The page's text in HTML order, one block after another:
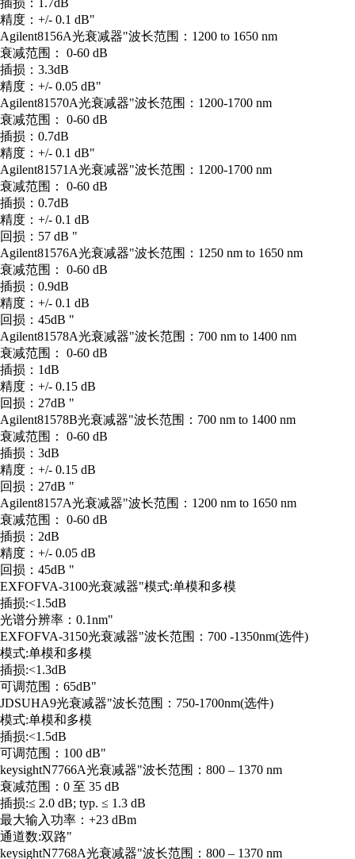
插损：1.7dB
精度：+/- 0.1 dB"
Agilent8156A光衰减器"波长范围：1200 to 1650 nm
衰减范围： 0-60 dB
插损：3.3dB
精度：+/- 0.05 dB"
Agilent81570A光衰减器"波长范围：1200-1700 nm
衰减范围： 0-60 dB
插损：0.7dB
精度：+/- 0.1 dB"
Agilent81571A光衰减器"波长范围：1200-1700 nm
衰减范围： 0-60 dB
插损：0.7dB
精度：+/- 0.1 dB
回损：57 dB "
Agilent81576A光衰减器"波长范围：1250 nm to 1650 nm
衰减范围： 0-60 dB
插损：0.9dB
精度：+/- 0.1 dB
回损：45dB "
Agilent81578A光衰减器"波长范围：700 nm to 1400 nm
衰减范围： 0-60 dB
插损：1dB
精度：+/- 0.15 dB
回损：27dB "
Agilent81578B光衰减器"波长范围：700 nm to 1400 nm
衰减范围： 0-60 dB
插损：3dB
精度：+/- 0.15 dB
回损：27dB "
Agilent8157A光衰减器"波长范围：1200 nm to 1650 nm
衰减范围： 0-60 dB
插损：2dB
精度：+/- 0.05 dB
回损：45dB "
EXFOFVA-3100光衰减器"模式:单模和多模
插损:<1.5dB
光谱分辨率：0.1nm"
EXFOFVA-3150光衰减器"波长范围：700 -1350nm(选件)
模式:单模和多模
插损:<1.3dB
可调范围：65dB"
JDSUHA9光衰减器"波长范围：750-1700nm(选件)
模式:单模和多模
插损:<1.5dB
可调范围：100 dB"
keysightN7766A光衰减器"波长范围：800 – 1370 nm
衰减范围：0 至 35 dB
插损:≤ 2.0 dB; typ. ≤ 1.3 dB
最大输入功率：+23 dBm
通道数:双路"
keysightN7768A光衰减器"波长范围：800 – 1370 nm